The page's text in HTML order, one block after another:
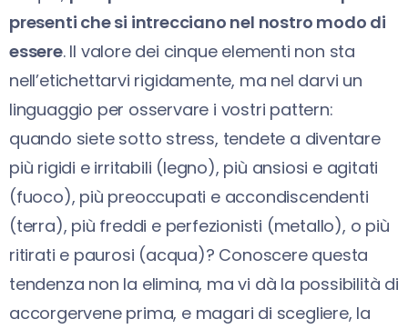
presenti che si intrecciano nel nostro modo di
essere. Il valore dei cinque elementi non sta
nell’etichettarvi rigidamente, ma nel darvi un
linguaggio per osservare i vostri pattern:
quando siete sotto stress, tendete a diventare
più rigidi e irritabili (legno), più ansiosi e agitati
(fuoco), più preoccupati e accondiscendenti
(terra), più freddi e perfezionisti (metallo), o più
ritirati e paurosi (acqua)? Conoscere questa
tendenza non la elimina, ma vi dà la possibilità di
accorgervene prima, e magari di scegliere, la